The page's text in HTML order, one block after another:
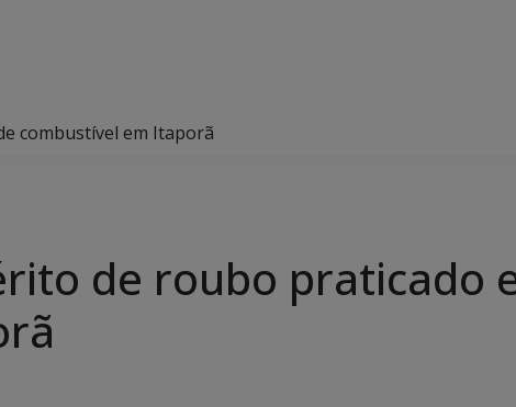
combustível em Itaporã
de roubo praticado